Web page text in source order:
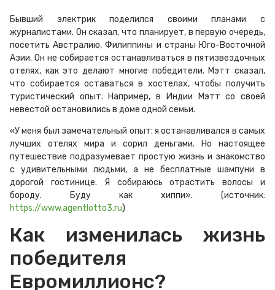
Бывший электрик поделился своими планами с
журналистами. Он сказал, что планирует, в первую очередь,
посетить Австралию, Филиппины и страны Юго-Восточной
Азии. Он не собирается останавливаться в пятизвездочных
отелях, как это делают многие победители. Мэтт сказал,
что собирается оставаться в хостелах, чтобы получить
туристический опыт. Например, в Индии Мэтт со своей
невестой остановились в доме одной семьи.
«У меня был замечательный опыт: я останавливался в самых
лучших отелях мира и сорил деньгами. Но настоящее
путешествие подразумевает простую жизнь и знакомство
с удивительными людьми, а не бесплатные шампуни в
дорогой гостинице. Я собираюсь отрастить волосы и
бороду. Буду как хиппи». (источник:
https://www.agentlotto3.ru)
Как изменилась жизнь
победителя
Евромиллионс?